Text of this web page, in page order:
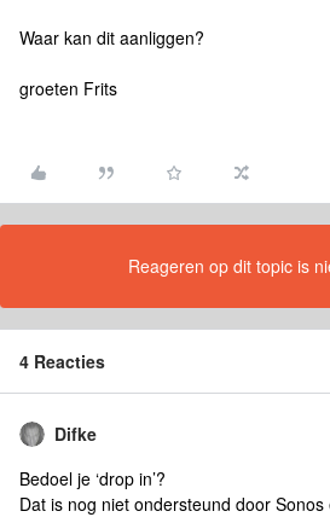
Waar kan dit aanliggen?
groeten Frits
Reageren op dit topic is
4 Reacties
Difke
Bedoel je ‘drop in’?
Dat is nog niet ondersteund door